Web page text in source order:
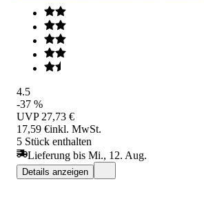
4.5
-37 %
UVP 27,73 €
17,59 €inkl. MwSt.
5 Stück enthalten
Lieferung bis Mi., 12. Aug.
Details anzeigen